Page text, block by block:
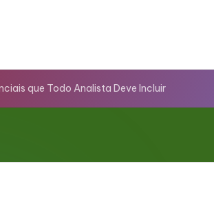
que Todo Analista Deve Incluir